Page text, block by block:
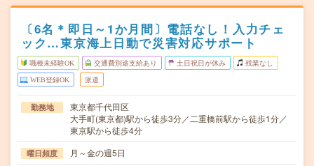
〔6名＊即日～1か月間〕電話なし！入力チェ
ック…東京海上日動で災害対応サポート
職種未経験OK 交通費別途支給あり 土日祝日が休み 残業なし
WEB登録OK 派遣
勤務地
東京都千代田区
大手町(東京都)駅から徒歩3分／二重橋前駅から徒歩1分／
東京駅から徒歩4分
曜日頻度 月～金の週5日